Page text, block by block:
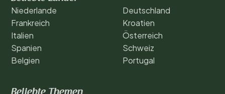
Niederlande
Frankreich
Italien
Spanien
Belgien
Deutschland
Kroatien
Österreich
Schweiz
Portugal